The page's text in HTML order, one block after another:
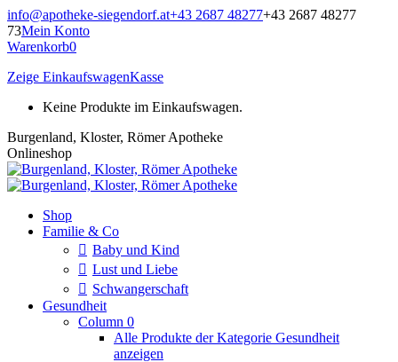
Zum
Inhalt
springen
info@apotheke-siegendorf.at+43 2687 48277+43 2687 48277
73Mein Konto
Warenkorb0
Zeige EinkaufswagenKasse
Keine Produkte im Einkaufswagen.
Burgenland, Kloster, Römer Apotheke
Onlineshop
Shop
Familie & Co
Baby und Kind
Lust und Liebe
Schwangerschaft
Gesundheit
Column 0
Alle Produkte der Kategorie Gesundheit
anzeigen